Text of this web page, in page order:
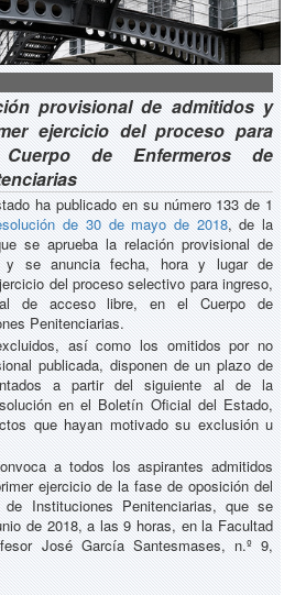
provisional de admitidos y
ejercicio del proceso para
de Enfermeros de
ha publicado en su número 133 de 1
de 30 de mayo de 2018, de la
se aprueba la relación provisional de
y se anuncia fecha, hora y lugar de
del proceso selectivo para ingreso,
de acceso libre, en el Cuerpo de
Penitenciarias.
así como los omitidos por no
publicada, disponen de un plazo de
a partir del siguiente al de la
en el Boletín Oficial del Estado,
que hayan motivado su exclusión u
a todos los aspirantes admitidos
ejercicio de la fase de oposición del
de Instituciones Penitenciarias, que se
de 2018, a las 9 horas, en la Facultad
José García Santesmases, n.º 9,